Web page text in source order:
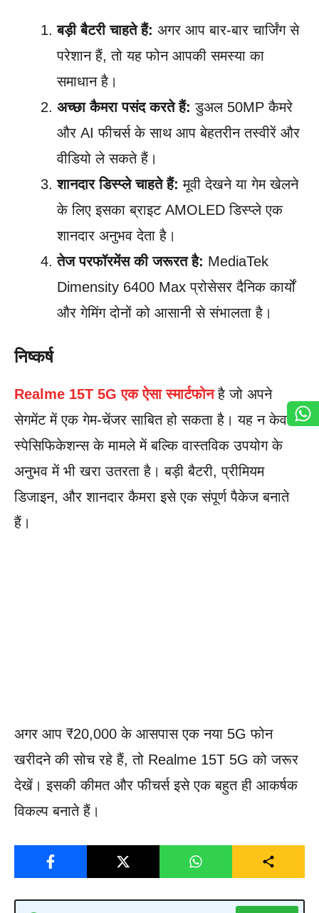
बड़ी बैटरी चाहते हैं: अगर आप बार-बार चार्जिंग से
परेशान हैं, तो यह फोन आपकी समस्या का
समाधान है।
अच्छा कैमरा पसंद करते हैं: डुअल 50MP कैमरे
और AI फीचर्स के साथ आप बेहतरीन तस्वीरें और
वीडियो ले सकते हैं।
शानदार डिस्प्ले चाहते हैं: मूवी देखने या गेम खेलने
के लिए इसका ब्राइट AMOLED डिस्प्ले एक
शानदार अनुभव देता है।
तेज परफॉरमेंस की जरूरत है: MediaTek
Dimensity 6400 Max प्रोसेसर दैनिक कार्यों
और गेमिंग दोनों को आसानी से संभालता है।
निष्कर्ष
Realme 15T 5G एक ऐसा स्मार्टफोनहै जो अपने
सेगमेंट में एक गेम-चेंजर साबित हो सकता है। यह न केवल
स्पेसिफिकेशन्स के मामले में बल्कि वास्तविक उपयोग के
अनुभव में भी खरा उतरता है। बड़ी बैटरी, प्रीमियम
डिजाइन, और शानदार कैमरा इसे एक संपूर्ण पैकेज बनाते
हैं।
अगर आप ₹20,000 के आसपास एक नया 5G फोन
खरीदने की सोच रहे हैं, तो Realme 15T 5G को जरूर
देखें। इसकी कीमत और फीचर्स इसे एक बहुत ही आकर्षक
विकल्प बनाते हैं।